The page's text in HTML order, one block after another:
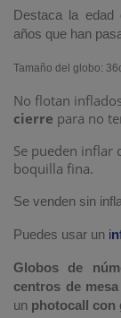
Destaca la edad
años que han
Tamaño del globo:
No flotan
cierre para no
Se pueden inflar
boquilla fina.
Se venden sin
Puedes usar un i
Globos de
centros de
un photocall con